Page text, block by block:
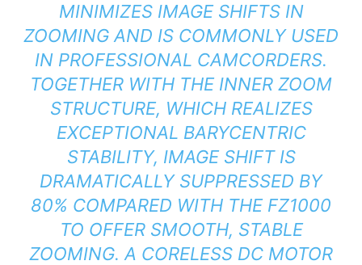
MINIMIZES IMAGE SHIFTS IN
ZOOMING AND IS COMMONLY USED
IN PROFESSIONAL CAMCORDERS.
TOGETHER WITH THE INNER ZOOM
STRUCTURE, WHICH REALIZES
EXCEPTIONAL BARYCENTRIC
STABILITY, IMAGE SHIFT IS
DRAMATICALLY SUPPRESSED BY
80% COMPARED WITH THE FZ1000
TO OFFER SMOOTH, STABLE
ZOOMING. A CORELESS DC MOTOR